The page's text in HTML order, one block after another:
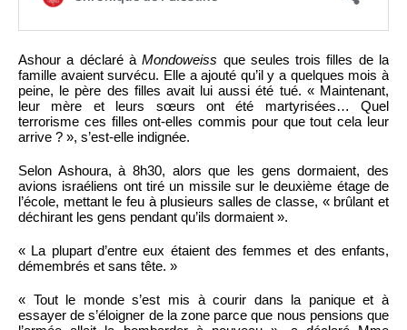
Ashour a déclaré àMondoweiss que seules trois filles de la
famille avaient survécu. Elle a ajouté qu’il y a quelques mois à
peine, le père des filles avait lui aussi été tué. « Maintenant,
leur mère et leurs sœurs ont été martyrisées… Quel
terrorisme ces filles ont-elles commis pour que tout cela leur
arrive ? », s’est-elle indignée.
Selon Ashoura, à 8h30, alors que les gens dormaient, des
avions israéliens ont tiré un missile sur le deuxième étage de
l’école, mettant le feu à plusieurs salles de classe, « brûlant et
déchirant les gens pendant qu’ils dormaient ».
« La plupart d’entre eux étaient des femmes et des enfants,
démembrés et sans tête. »
« Tout le monde s’est mis à courir dans la panique et à
essayer de s’éloigner de la zone parce que nous pensions que